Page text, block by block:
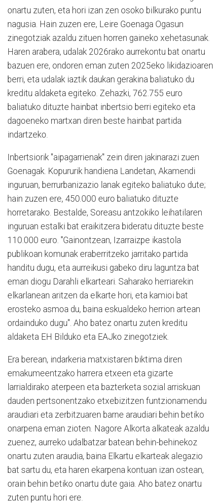
onartu zuten, eta hori izan zen osoko bilkurako puntu
nagusia. Hain zuzen ere, Leire Goenaga Ogasun
zinegotziak azaldu zituen horren gaineko xehetasunak.
Haren arabera, udalak 2026rako aurrekontu bat onartu
bazuen ere, ondoren eman zuten 2025eko likidazioaren
berri, eta udalak iaztik daukan gerakina baliatuko du
kreditu aldaketa egiteko. Zehazki, 762.755 euro
baliatuko dituzte hainbat inbertsio berri egiteko eta
dagoeneko martxan diren beste hainbat partida
indartzeko.
Inbertsiorik "aipagarrienak" zein diren jakinarazi zuen
Goenagak. Kopururik handiena Landetan, Akamendi
inguruan, berrurbanizazio lanak egiteko baliatuko dute;
hain zuzen ere, 450.000 euro baliatuko dituzte
horretarako. Bestalde, Soreasu antzokiko leihatilaren
inguruan estalki bat eraikitzera bideratu dituzte beste
110.000 euro. "Gainontzean, Izarraizpe ikastola
publikoan komunak eraberritzeko jarritako partida
handitu dugu, eta aurreikusi gabeko diru laguntza bat
eman diogu Darahli elkarteari. Saharako herriarekin
elkarlanean aritzen da elkarte hori, eta kamioi bat
erosteko asmoa du, baina eskualdeko herrion artean
ordainduko dugu". Aho batez onartu zuten kreditu
aldaketa EH Bilduko eta EAJko zinegotziek.
Era berean, indarkeria matxistaren biktima diren
emakumeentzako harrera etxeen eta gizarte
larrialdirako aterpeen eta bazterketa sozial arriskuan
dauden pertsonentzako etxebizitzen funtzionamendu
araudiari eta zerbitzuaren barne araudiari behin betiko
onarpena eman zioten. Nagore Alkorta alkateak azaldu
zuenez, aurreko udalbatzar batean behin-behinekoz
onartu zuten araudia, baina Elkartu elkarteak alegazio
bat sartu du, eta haren ekarpena kontuan izan ostean,
orain behin betiko onartu dute gaia. Aho batez onartu
zuten puntu hori ere.